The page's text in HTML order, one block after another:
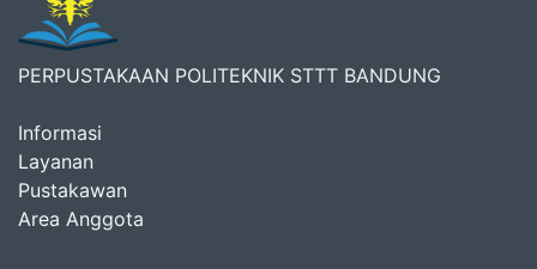
PERPUSTAKAAN POLITEKNIK STTT BANDUNG
Informasi
Layanan
Pustakawan
Area Anggota